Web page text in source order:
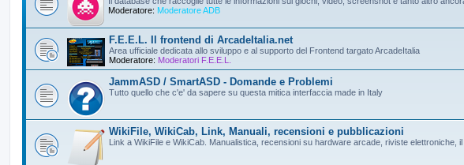
Moderatore: Moderatore ADB
F.E.E.L. Il frontend di ArcadeItalia.net
Area ufficiale dedicata allo sviluppo e al supporto del Frontend targato ArcadeItalia
Moderatore: Moderatori F.E.E.L.
JammASD / SmartASD - Domande e Problemi
Tutto quello che c'e' da sapere su questa mitica interfaccia made in Italy
WikiFile, WikiCab, Link, Manuali, recensioni e pubblicazioni
Link a WikiFile e WikiCab. Manualistica, recensioni su hardware arcade, riviste elettroniche,